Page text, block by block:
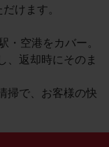
けます。
・空港をカバー。
、返却時にそのま
掃で、お客様の快